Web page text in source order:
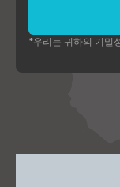
*우리는 귀하의 기밀